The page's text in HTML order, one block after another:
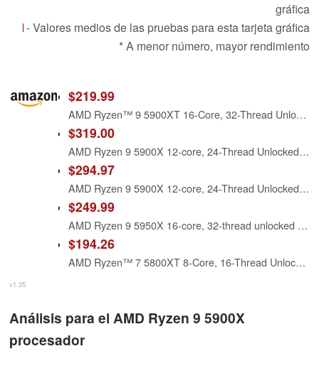
gráfica
- Valores medios de las pruebas para esta tarjeta gráfica
* A menor número, mayor rendimiento
$219.99
AMD Ryzen™ 9 5900XT 16-Core, 32-Thread Unlocked Desktop Processor
$319.00
AMD Ryzen 9 5900X 12-core, 24-Thread Unlocked Desktop Processor
$294.97
AMD Ryzen 9 5900X 12-core, 24-Thread Unlocked Desktop Processor (Renewed)
$249.99
AMD Ryzen 9 5950X 16-core, 32-thread unlocked desktop processor
$194.26
AMD Ryzen™ 7 5800XT 8-Core, 16-Thread Unlocked Desktop Processor
v1.35
Análisis para el AMD Ryzen 9 5900X
procesador